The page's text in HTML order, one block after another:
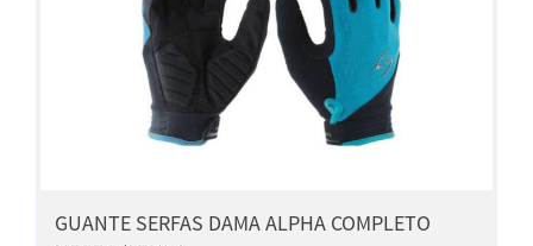
GUANTE SERFAS DAMA ALPHA COMPLETO